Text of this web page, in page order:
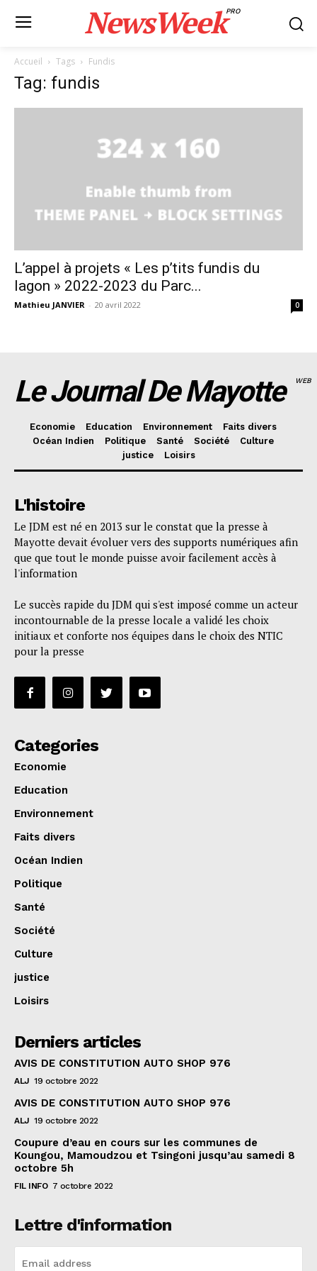
NewsWeekPRO
Accueil Tags Fundis
Tag: fundis
L’appel à projets « Les p’tits fundis du
lagon » 2022-2023 du Parc...
Mathieu JANVIER - 20 avril 2022 0
Le Journal De Mayotte WEB
Economie Education Environnement
Faits divers
Océan Indien
Politique Santé Société
Culture
justice
Loisirs
L'histoire
Le JDM est né en 2013 sur le constat que la presse à
Mayotte devait évoluer vers des supports numériques afin
que que tout le monde puisse avoir facilement accès à
l'information
Le succès rapide du JDM qui s'est imposé comme un acteur
incontournable de la presse locale a validé les choix
initiaux et conforte nos équipes dans le choix des NTIC
pour la presse
Categories
Economie
Education
Environnement
Faits divers
Océan Indien
Politique
Santé
Société
Culture
justice
Loisirs
Derniers articles
AVIS DE CONSTITUTION AUTO SHOP 976
ALJ 19 octobre 2022
AVIS DE CONSTITUTION AUTO SHOP 976
ALJ 19 octobre 2022
Coupure d’eau en cours sur les communes de
Koungou, Mamoudzou et Tsingoni jusqu’au samedi 8
octobre 5h
FIL INFO 7 octobre 2022
Lettre d'information